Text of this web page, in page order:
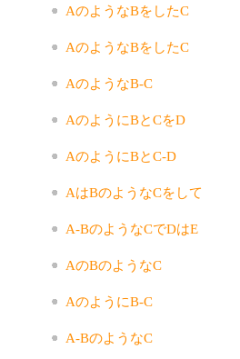
AのようなBをしたC
AのようなBをしたC
AのようなB-C
AのようにBとCをD
AのようにBとC-D
AはBのようなCをして
A-BのようなCでDはE
AのBのようなC
AのようにB-C
A-BのようなC